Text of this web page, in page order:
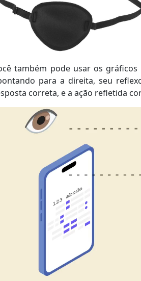
também pode usar os
para a direita, seu
correta, e a ação refletida